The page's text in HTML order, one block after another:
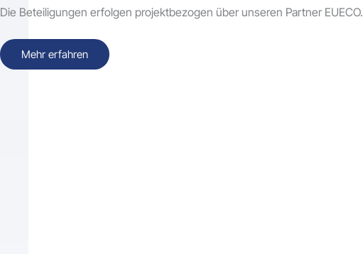
Die Beteiligungen erfolgen projektbezogen über unseren Partner EUECO.
Mehr erfahren